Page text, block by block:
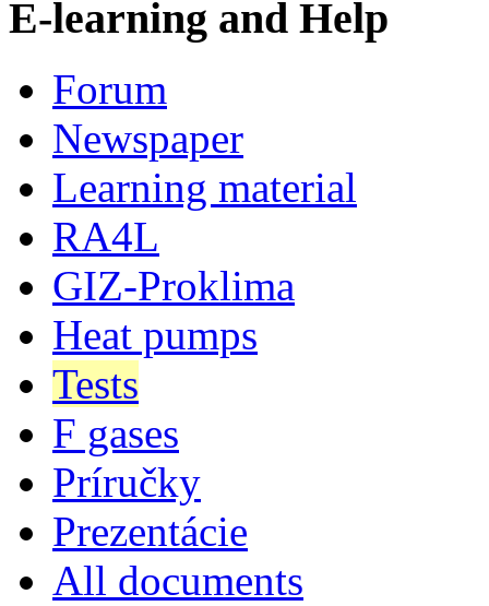
E-learning and Help
Forum
Newspaper
Learning material
RA4L
GIZ-Proklima
Heat pumps
Tests
F gases
Príručky
Prezentácie
All documents